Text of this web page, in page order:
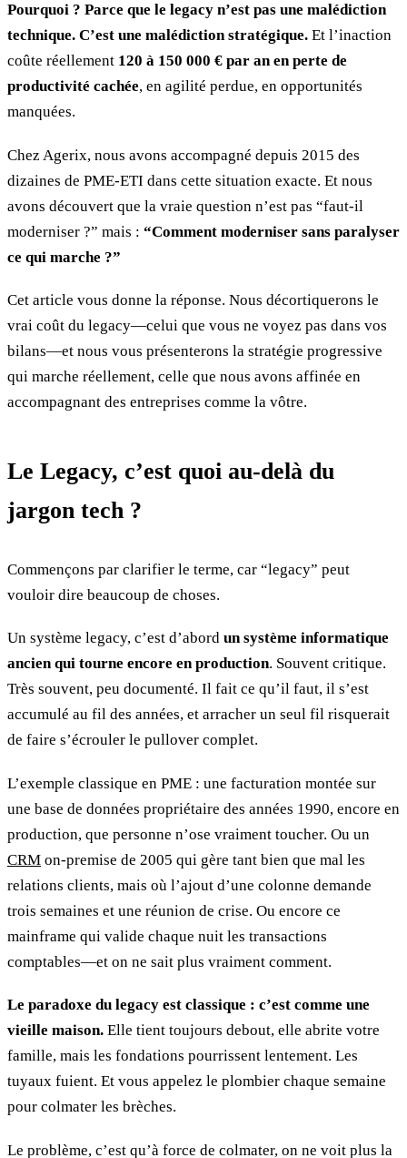
Pourquoi ? Parce que le legacy n’est pas une malédiction
technique. C’est une malédiction stratégique. Et l’inaction
coûte réellement 120 à 150 000 € par an en perte de
productivité cachée, en agilité perdue, en opportunités
manquées.
Chez Agerix, nous avons accompagné depuis 2015 des
dizaines de PME-ETI dans cette situation exacte. Et nous
avons découvert que la vraie question n’est pas “faut-il
moderniser ?” mais : “Comment moderniser sans paralyser
ce qui marche ?”
Cet article vous donne la réponse. Nous décortiquerons le
vrai coût du legacy—celui que vous ne voyez pas dans vos
bilans—et nous vous présenterons la stratégie progressive
qui marche réellement, celle que nous avons affinée en
accompagnant des entreprises comme la vôtre.
Le Legacy, c’est quoi au-delà du
jargon tech ?
Commençons par clarifier le terme, car “legacy” peut
vouloir dire beaucoup de choses.
Un système legacy, c’est d’abord un système informatique
ancien qui tourne encore en production. Souvent critique.
Très souvent, peu documenté. Il fait ce qu’il faut, il s’est
accumulé au fil des années, et arracher un seul fil risquerait
de faire s’écrouler le pullover complet.
L’exemple classique en PME : une facturation montée sur
une base de données propriétaire des années 1990, encore en
production, que personne n’ose vraiment toucher. Ou un
CRM on-premise de 2005 qui gère tant bien que mal les
relations clients, mais où l’ajout d’une colonne demande
trois semaines et une réunion de crise. Ou encore ce
mainframe qui valide chaque nuit les transactions
comptables—et on ne sait plus vraiment comment.
Le paradoxe du legacy est classique : c’est comme une
vieille maison. Elle tient toujours debout, elle abrite votre
famille, mais les fondations pourrissent lentement. Les
tuyaux fuient. Et vous appelez le plombier chaque semaine
pour colmater les brèches.
Le problème, c’est qu’à force de colmater, on ne voit plus la